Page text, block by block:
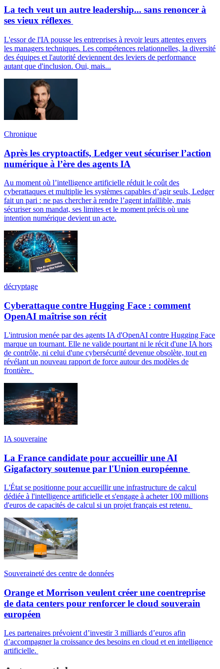
La tech veut un autre leadership... sans renoncer à
ses vieux réflexes
L'essor de l'IA pousse les entreprises à revoir leurs attentes envers
les managers techniques. Les compétences relationnelles, la diversité
des équipes et l'autorité deviennent des leviers de performance
autant que d'inclusion. Oui, mais...
Chronique
Après les cryptoactifs, Ledger veut sécuriser l’action
numérique à l’ère des agents IA
Au moment où l’intelligence artificielle réduit le coût des
cyberattaques et multiplie les systèmes capables d’agir seuls, Ledger
fait un pari : ne pas chercher à rendre l’agent infaillible, mais
sécuriser son mandat, ses limites et le moment précis où une
intention numérique devient un acte.
décryptage
Cyberattaque contre Hugging Face : comment
OpenAI maîtrise son récit
L'intrusion menée par des agents IA d'OpenAI contre Hugging Face
marque un tournant. Elle ne valide pourtant ni le récit d'une IA hors
de contrôle, ni celui d'une cybersécurité devenue obsolète, tout en
révélant un nouveau rapport de force autour des modèles de
frontière.
IA souveraine
La France candidate pour accueillir une AI
Gigafactory soutenue par l'Union européenne
L'État se positionne pour accueillir une infrastructure de calcul
dédiée à l'intelligence artificielle et s'engage à acheter 100 millions
d'euros de capacités de calcul si un projet français est retenu.
Souveraineté des centre de données
Orange et Morrison veulent créer une coentreprise
de data centers pour renforcer le cloud souverain
européen
Les partenaires prévoient d’investir 3 milliards d’euros afin
d’accompagner la croissance des besoins en cloud et en intelligence
artificielle.